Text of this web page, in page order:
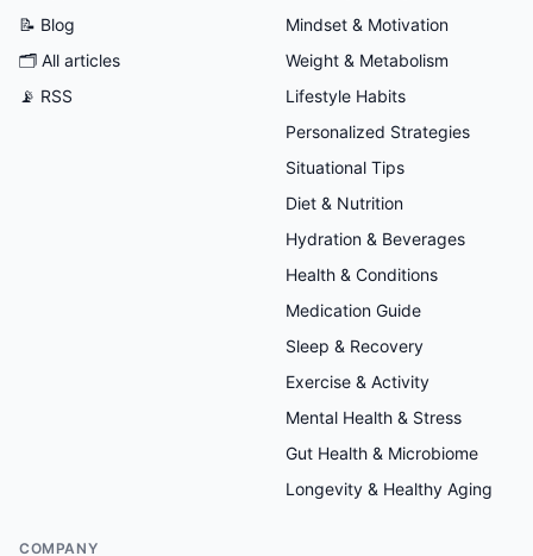
📝 Blog
🗂 All articles
📡 RSS
Mindset & Motivation
Weight & Metabolism
Lifestyle Habits
Personalized Strategies
Situational Tips
Diet & Nutrition
Hydration & Beverages
Health & Conditions
Medication Guide
Sleep & Recovery
Exercise & Activity
Mental Health & Stress
Gut Health & Microbiome
Longevity & Healthy Aging
COMPANY